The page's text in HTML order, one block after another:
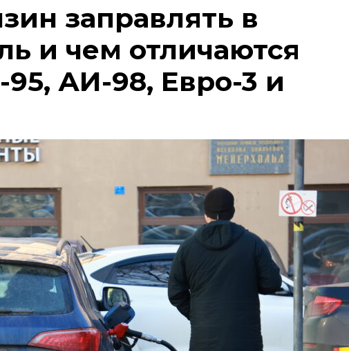
заправлять в
и чем отличаются
АИ-98, Евро-3 и